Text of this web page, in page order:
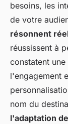
besoins, les
de votre
résonnent
réussissent à
constatent
l'engagement
nom du
l'adaptation